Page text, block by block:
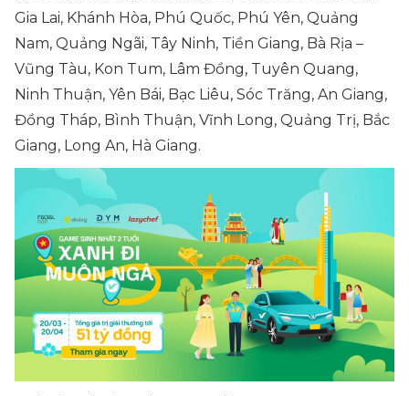
Gia Lai, Khánh Hòa, Phú Quốc, Phú Yên, Quảng
Nam, Quảng Ngãi, Tây Ninh, Tiền Giang, Bà Rịa –
Vũng Tàu, Kon Tum, Lâm Đồng, Tuyên Quang,
Ninh Thuận, Yên Bái, Bạc Liêu, Sóc Trăng, An Giang,
Đồng Tháp, Bình Thuận, Vĩnh Long, Quảng Trị, Bắc
Giang, Long An, Hà Giang.